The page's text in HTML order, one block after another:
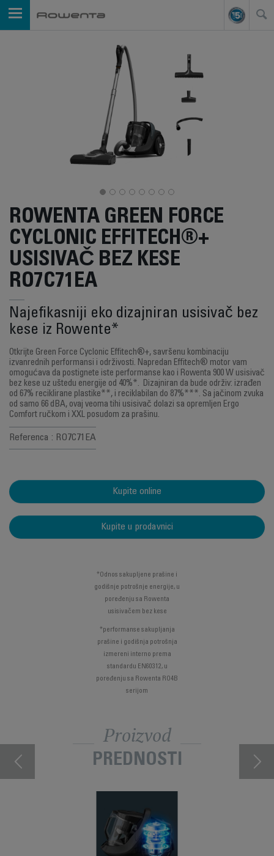
ROWENTA GREEN FORCE
CYCLONIC EFFITECH®+
USISIVAČ BEZ KESE
RO7C71EA
Najefikasniji eko dizajniran usisivač bez
kese iz Rowente*
Otkrijte Green Force Cyclonic Effitech®+, savršenu kombinaciju
izvanrednih performansi i održivosti. Napredan Effitech® motor vam
omogućava da postignete iste performanse kao i Rowenta 900 W usisivač
bez kese uz uštedu energije od 40%*. Dizajniran da bude održiv: izrađen
od 67% reciklirane plastike**, i reciklabilan do 87%***. Sa jačinom zvuka
od samo 66 dBA, ovaj veoma tihi usisivač dolazi sa opremljen Ergo
Comfort ručkom i XXL posudom za prašinu.
Referenca : RO7C71EA
Kupite online
Kupite u prodavnici
*Odnos sakupljene prašine i
godišnje potrošnje energije, u
poređenju sa Rowenta
usisivačem bez kese
*performanse sakupljanja
prašine i godišnja potrošnja
izmereni interno prema
standardu EN60312, u
poređenju sa Rowenta RO4B
serijom
Proizvod
PREDNOSTI